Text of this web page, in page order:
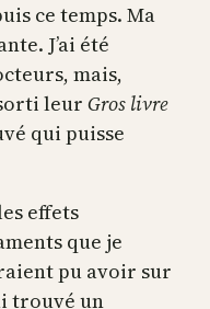
ce temps. Ma
J’ai été
mais,
leur Gros livre
qui puisse
effets
que je
pu avoir sur
trouvé un